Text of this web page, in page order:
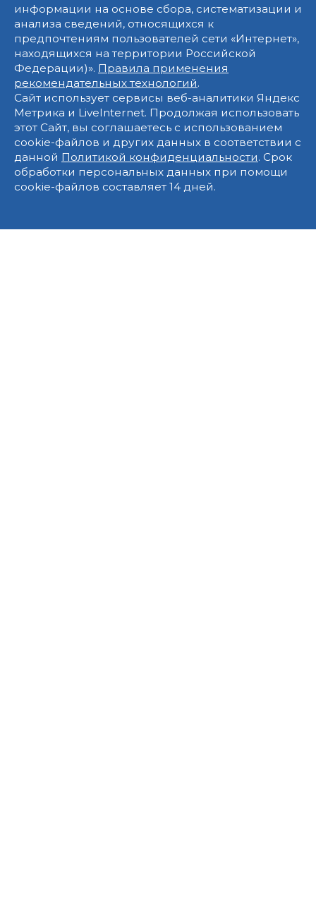
информации на основе сбора, систематизации и
анализа сведений, относящихся к
предпочтениям пользователей сети «Интернет»,
находящихся на территории Российской
Федерации)». Правила применения
рекомендательных технологий.
Сайт использует сервисы веб-аналитики Яндекс
Метрика и LiveInternet. Продолжая использовать
этот Сайт, вы соглашаетесь с использованием
cookie-файлов и других данных в соответствии с
данной Политикой конфиденциальности. Срок
обработки персональных данных при помощи
cookie-файлов составляет 14 дней.